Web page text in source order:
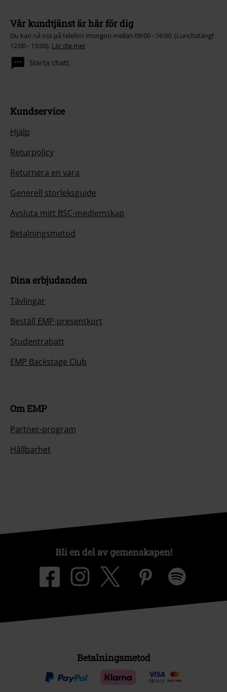
Vår kundtjänst är här för dig
Du kan nå oss på telefon imorgon mellan 09:00 - 16:00. (Lunchstängt
12:00 - 13:00). Lär dig mer
Starta chatt.
Kundservice
Hjälp
Returpolicy
Returnera en vara
Generell storleksguide
Avsluta mitt BSC-medlemskap
Betalningsmetod
Dina erbjudanden
Tävlingar
Beställ EMP-presentkort
Studentrabatt
EMP Backstage Club
Om EMP
Partner-program
Hållbarhet
Bli en del av gemenskapen!
Betalningsmetod